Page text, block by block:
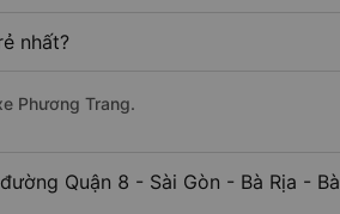
nhất?
Phương Trang.
Quận 8 - Sài Gòn - Bà Rịa - Bà